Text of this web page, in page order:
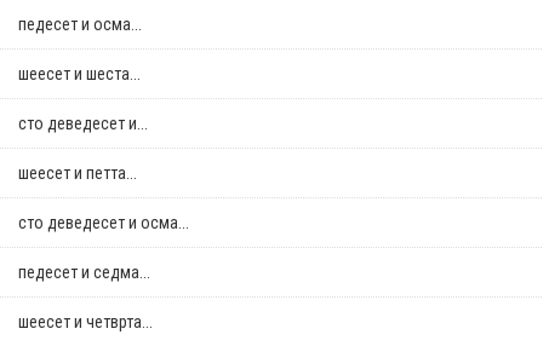
педесет и осма...
шеесет и шеста...
сто деведесет и...
шеесет и петта...
сто деведесет и осма...
педесет и седма...
шеесет и четврта...